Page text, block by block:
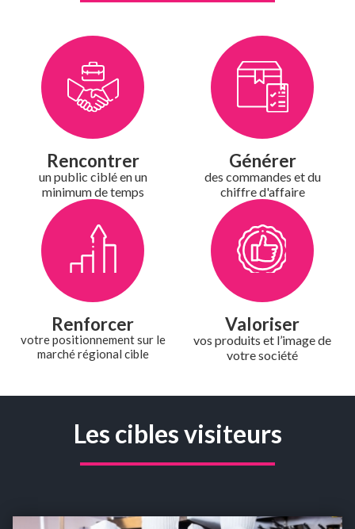
Rencontrer
un public ciblé en un
minimum de temps
Générer
des commandes et du
chiffre d'affaire
Renforcer
votre positionnement sur le
marché régional cible
Valoriser
vos produits et l’image de
votre société
Les cibles visiteurs